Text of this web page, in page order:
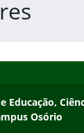
Educação,
Osório